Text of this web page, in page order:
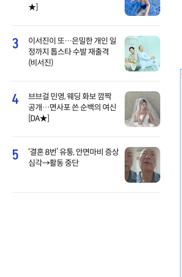
★]
3
이서진이 또…은밀한 개인 일
정까지 톱스타 수발 재출격
(비서진)
4
브브걸 민영, 웨딩 화보 깜짝
공개…면사포 쓴 순백의 여신
[DA★]
5
‘결혼 8번’ 유퉁, 안면마비 증상
심각→활동 중단